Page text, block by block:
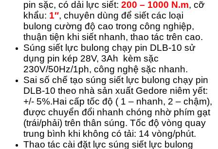
pin sặc, có dải lực siết: 200 – 1000 N.m, cỡ
khẩu: 1″, chuyên dùng để siết các loại
bulong cường độ cao trong công nghiệp,
thuận tiện khi siết nhanh, thao tác trên cao.
Súng siết lực bulong chạy pin DLB-10 sử
dụng pin kép 28V, 3Ah kèm sặc
230V/50Hz/1ph, công nghệ sặc nhanh.
Sai số chế tạo súng siết lực bulong chạy pin
DLB-10 theo nhà sản xuất Gedore niêm yết:
+/- 5%.Hai cấp tốc độ ( 1 – nhanh, 2 – chậm),
được chuyển đổi nhanh chóng nhờ phím gạt
(trái/phải) trên thân súng. Tốc độ vòng quay
trung bình khi không có tải: 14 vòng/phút.
Thao tác cài đặt lực súng siết lực bulong